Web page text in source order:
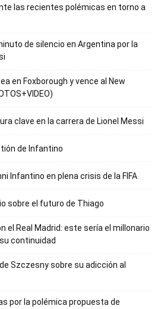
las recientes polémicas en torno a
de silencio en Argentina por la
en Foxborough y vence al New
clave en la carrera de Lionel Messi
de Infantino
Infantino en plena crisis de la FIFA
sobre el futuro de Thiago
el Real Madrid: este sería el millonario
continuidad
Szczesny sobre su adicción al
por la polémica propuesta de